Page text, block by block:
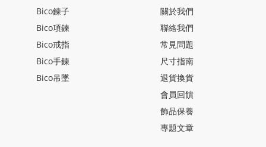
Bico鍊子
Bico項鍊
Bico戒指
Bico手鍊
Bico吊墜
關於我們
聯絡我們
常見問題
尺寸指南
退貨換貨
會員回饋
飾品保養
專題文章